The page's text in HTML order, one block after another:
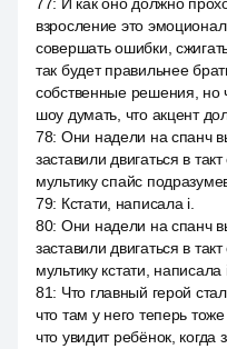
взросление это
совершать ошибки,
так будет правильнее
собственные решения, но
шоу думать, что акцент
78: Они надели на спанч
заставили двигаться в
мультику спайс
79: Кстати, написала i.
80: Они надели на спанч
заставили двигаться в
мультику кстати,
81: Что главный герой
что там у него теперь
что увидит ребёнок,